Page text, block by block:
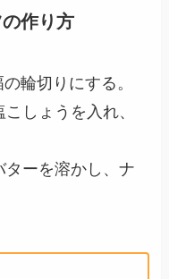
作り方
輪切りにする。
しょうを入れ、
ターを溶かし、ナ